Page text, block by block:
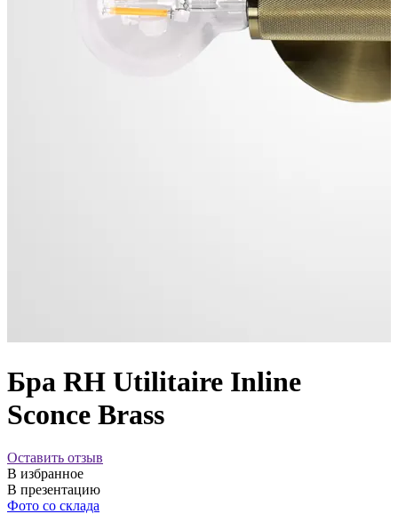
Бра RH Utilitaire Inline
Sconce Brass
Оставить отзыв
В избранное
В презентацию
Фото со склада